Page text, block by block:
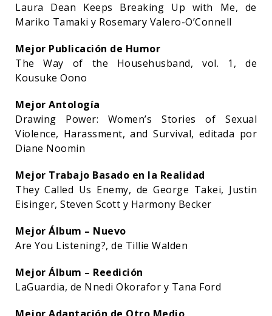
Laura Dean Keeps Breaking Up with Me, de
Mariko Tamaki y Rosemary Valero-O’Connell
Mejor Publicación de Humor
The Way of the Househusband, vol. 1, de
Kousuke Oono
Mejor Antología
Drawing Power: Women’s Stories of Sexual
Violence, Harassment, and Survival, editada por
Diane Noomin
Mejor Trabajo Basado en la Realidad
They Called Us Enemy, de George Takei, Justin
Eisinger, Steven Scott y Harmony Becker
Mejor Álbum – Nuevo
Are You Listening?, de Tillie Walden
Mejor Álbum – Reedición
LaGuardia, de Nnedi Okorafor y Tana Ford